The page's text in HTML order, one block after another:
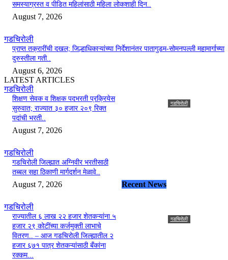
समस्याग्रस्त व पीडित महिलांसाठी महिला लोकशाही दिन..
August 7, 2026
गडचिरोली
प्राप्त तक्रारींची दखल; जिल्हाधिकाऱ्यांच्या निर्देशानंतर पातागुडम-सोमनपल्ली महामार्गाच्या
दुरुस्तीला गती..
August 6, 2026
LATEST ARTICLES
गडचिरोली
शिक्षण सेवक व शिक्षक पदभरती प्रक्रियेस
सुरुवात; राज्यात ३० हजार २०९ रिक्त
पदांची भरती..
August 7, 2026
गडचिरोली
गडचिरोली जिल्ह्यात अग्निवीर भरतीसाठी
तब्बल सहा ठिकाणी मार्गदर्शन मेळावे..
August 7, 2026
गडचिरोली
राज्यातील ६ लाख २२ हजार शेतकऱ्यांना ५
हजार २९ कोटींच्या कर्जमुक्ती लाभाचे
वितरण.. – आज गडचिरोली जिल्ह्यातील २
हजार ६७१ पात्र शेतकऱ्यांसाठी बँकांना
रक्कम...
गडचिरोली
Recent News
गडचिरोली